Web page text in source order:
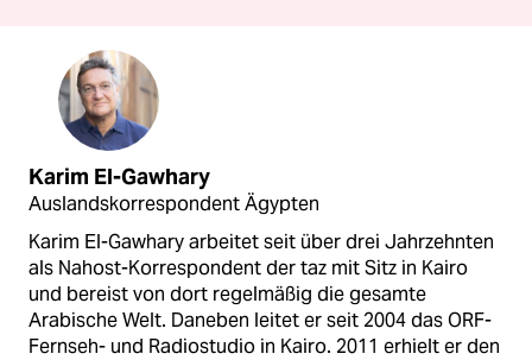
Karim El-Gawhary
Auslandskorrespondent Ägypten
Karim El-Gawhary arbeitet seit über drei Jahrzehnten
als Nahost-Korrespondent der taz mit Sitz in Kairo
und bereist von dort regelmäßig die gesamte
Arabische Welt. Daneben leitet er seit 2004 das ORF-
Fernseh- und Radiostudio in Kairo. 2011 erhielt er den